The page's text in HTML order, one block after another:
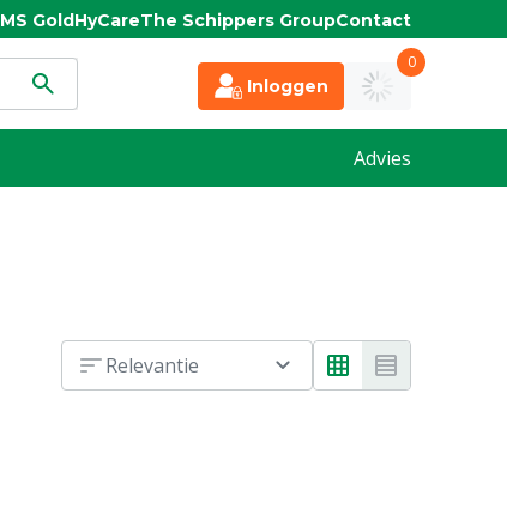
MS GoldHyCareThe Schippers GroupContact
Inloggen
0
Advies
Relevantie